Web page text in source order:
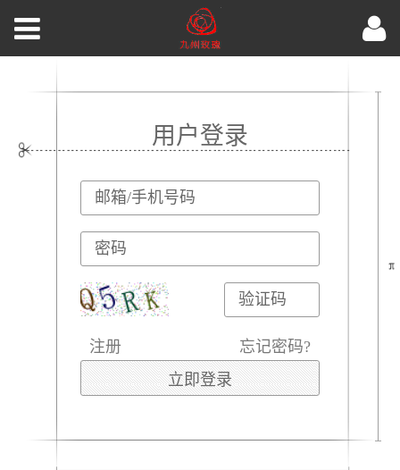
用户登录
注册 忘记密码?